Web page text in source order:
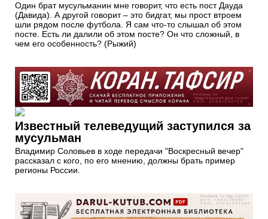
Один брат мусульманин мне говорит, что есть пост Дауда
(Давида). А другой говорит – это бидгат, мы прост втроем
шли рядом после футбола. Я сам что-то слышал об этом
посте. Есть ли далили об этом посте? Он что сложный, в
чем его особенность? (Рыжий)
Известный телеведущий заступился за
мусульман
Владимир Соловьев в ходе передачи "Воскресный вечер"
рассказал с кого, по его мнению, должны брать пример
регионы России.